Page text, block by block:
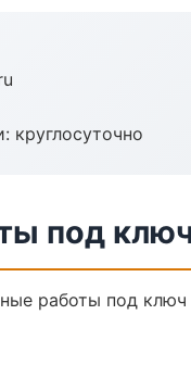
круглосуточно
под
работы под